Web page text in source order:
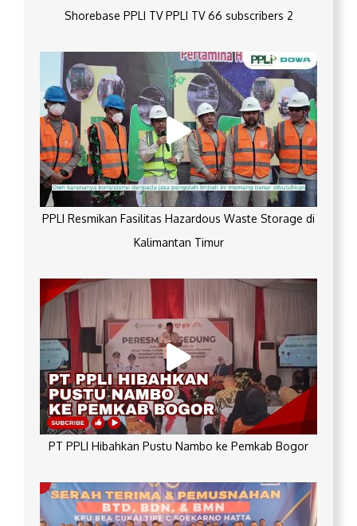
Shorebase PPLI TV PPLI TV 66 subscribers 2
PPLI Resmikan Fasilitas Hazardous Waste Storage di
Kalimantan Timur
PT PPLI Hibahkan Pustu Nambo ke Pemkab Bogor